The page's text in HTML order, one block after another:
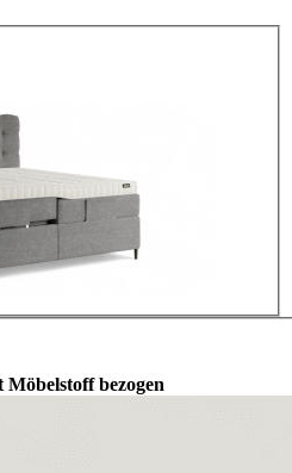
Möbelstoff bezogen